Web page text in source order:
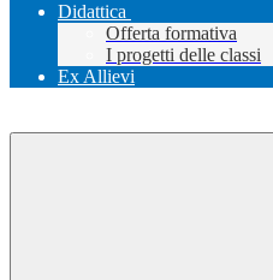
Didattica
Offerta formativa
I progetti delle classi
Ex Allievi